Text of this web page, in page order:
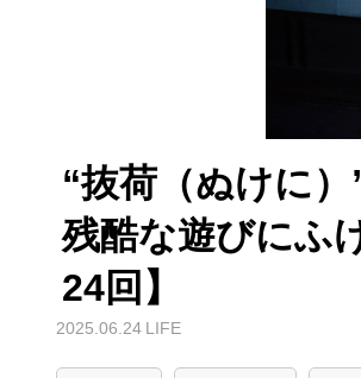
“抜荷（ぬけに
残酷な遊びにふ
24回】
2025.06.24 LIFE